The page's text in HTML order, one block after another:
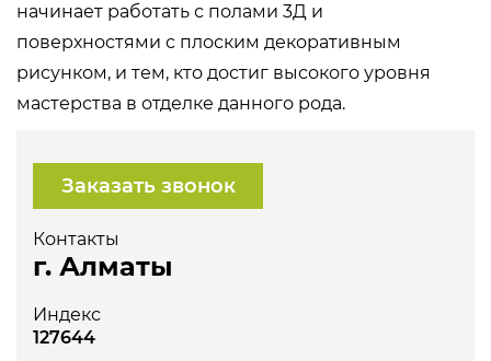
начинает работать с полами 3Д и
поверхностями с плоским декоративным
рисунком, и тем, кто достиг высокого уровня
мастерства в отделке данного рода.
Контакты
г. Алматы
Заказать звонок
Индекс
127644